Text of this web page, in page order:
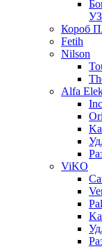
Короб
Fetih
Nilson
Alfa
ViKO